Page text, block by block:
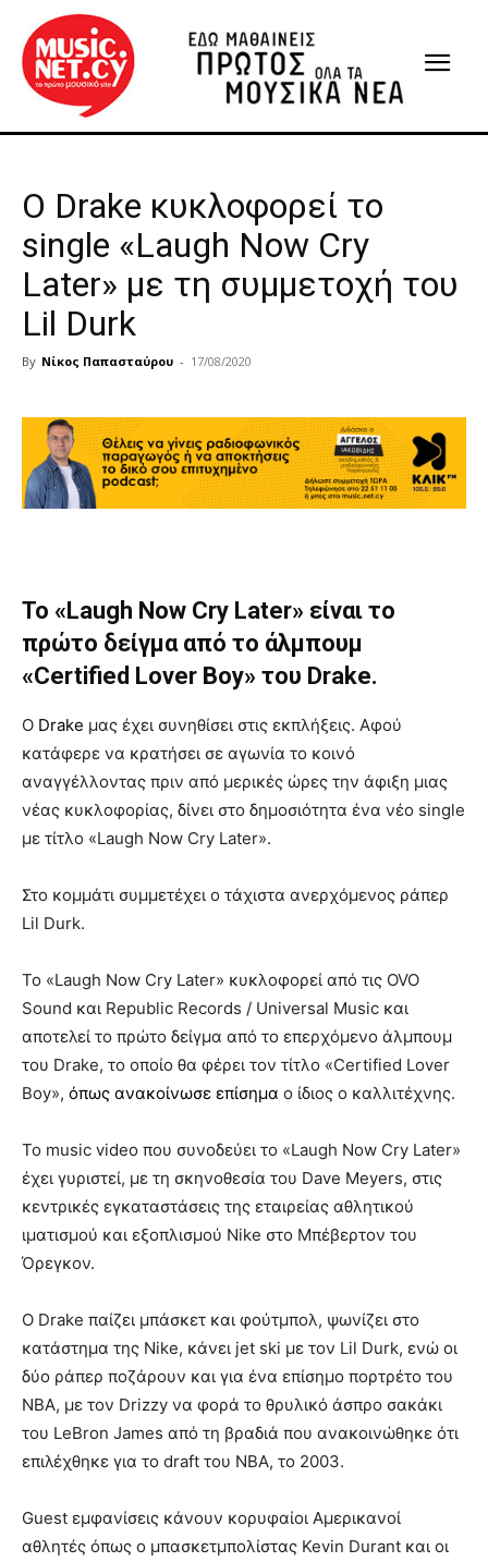
Ο Drake κυκλοφορεί το
single «Laugh Now Cry
Later» με τη συμμετοχή του
Lil Durk
By Νίκος Παπασταύρου - 17/08/2020
Το «Laugh Now Cry Later» είναι το
πρώτο δείγμα από το άλμπουμ
«Certified Lover Boy» του Drake.
Ο Drake μας έχει συνηθίσει στις εκπλήξεις. Αφού
κατάφερε να κρατήσει σε αγωνία το κοινό
αναγγέλλοντας πριν από μερικές ώρες την άφιξη μιας
νέας κυκλοφορίας, δίνει στο δημοσιότητα ένα νέο single
με τίτλο «Laugh Now Cry Later».
Στο κομμάτι συμμετέχει ο τάχιστα ανερχόμενος ράπερ
Lil Durk.
Το «Laugh Now Cry Later» κυκλοφορεί από τις OVO
Sound και Republic Records / Universal Music και
αποτελεί το πρώτο δείγμα από το επερχόμενο άλμπουμ
του Drake, το οποίο θα φέρει τον τίτλο «Certified Lover
Boy», όπως ανακοίνωσε επίσημα ο ίδιος ο καλλιτέχνης.
Το music video που συνοδεύει το «Laugh Now Cry Later»
έχει γυριστεί, με τη σκηνοθεσία του Dave Meyers, στις
κεντρικές εγκαταστάσεις της εταιρείας αθλητικού
ιματισμού και εξοπλισμού Nike στο Μπέβερτον του
Όρεγκον.
Ο Drake παίζει μπάσκετ και φούτμπολ, ψωνίζει στο
κατάστημα της Nike, κάνει jet ski με τον Lil Durk, ενώ οι
δύο ράπερ ποζάρουν και για ένα επίσημο πορτρέτο του
NBA, με τον Drizzy να φορά το θρυλικό άσπρο σακάκι
του LeBron James από τη βραδιά που ανακοινώθηκε ότι
επιλέχθηκε για το draft του NBA, το 2003.
Guest εμφανίσεις κάνουν κορυφαίοι Αμερικανοί
αθλητές όπως ο μπασκετμπολίστας Kevin Durant και οι